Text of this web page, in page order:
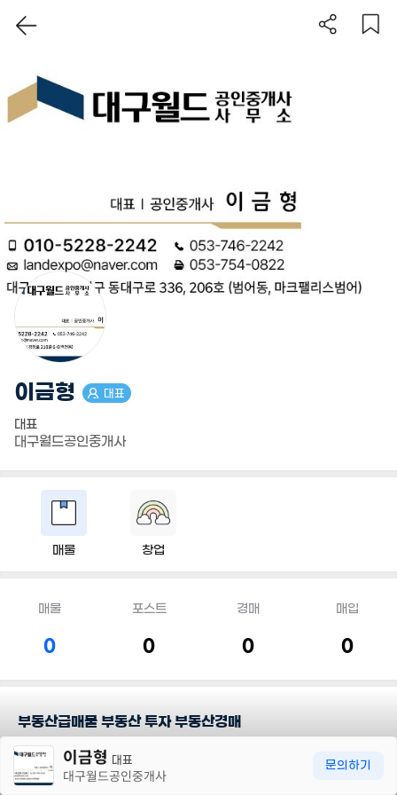
이금형 대표
대표
대구월드공인중개사
매물 창업
매물
0
포스트
0
경매
0
매입
0
부동산급매물 부동산 투자 부동산경매
담당지역이금형 대표
대구월드공인중개사
문의하기